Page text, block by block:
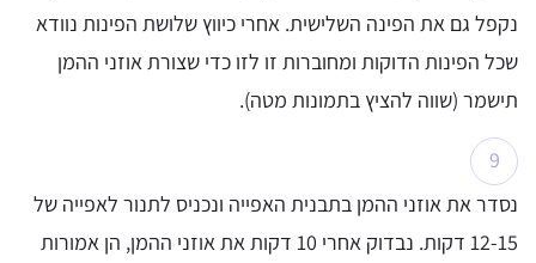
נקפל גם את הפינה השלישית. אחרי כיווץ שלושת הפינות נוודא
שכל הפינות הדוקות ומחוברות זו לזו כדי שצורת אוזני ההמן
תישמר (שווה להציץ בתמונות מטה).
נסדר את אוזני ההמן בתבנית האפייה ונכניס לתנור לאפייה של
12-15 דקות. נבדוק אחרי 10 דקות את אוזני ההמן, הן אמורות